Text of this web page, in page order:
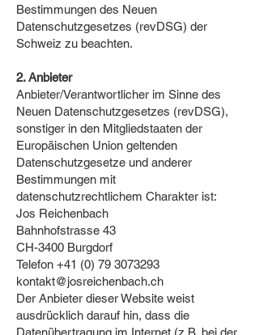
Bestimmungen des Neuen
Datenschutzgesetzes (revDSG) der
Schweiz zu beachten.
2. Anbieter
Anbieter/Verantwortlicher im Sinne des
Neuen Datenschutzgesetzes (revDSG),
sonstiger in den Mitgliedstaaten der
Europäischen Union geltenden
Datenschutzgesetze und anderer
Bestimmungen mit
datenschutzrechtlichem Charakter ist:
Jos Reichenbach
Bahnhofstrasse 43
CH-3400 Burgdorf
Telefon +41 (0) 79 3073293
kontakt@josreichenbach.ch
Der Anbieter dieser Website weist
ausdrücklich darauf hin, dass die
Datenübertragung im Internet (z.B. bei der